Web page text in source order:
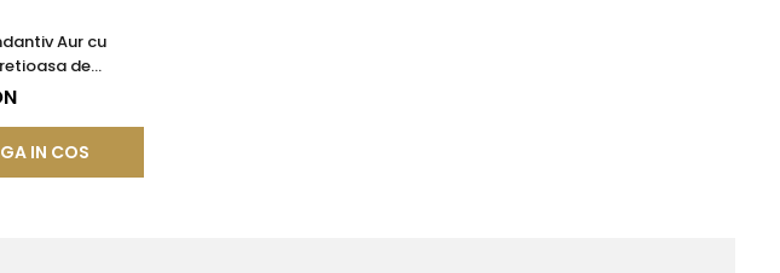
Aur cu
de
Ingerilor
IN COS